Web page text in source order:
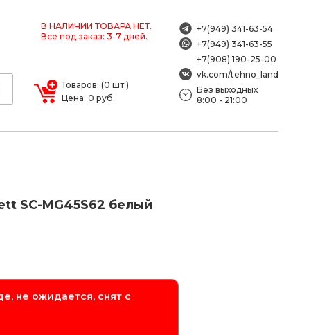
В НАЛИЧИИ ТОВАРА НЕТ.
Все под заказ: 3-7 дней.
Товаров: (0 шт.)
Цена: 0 руб.
+7(949) 341-63-54
+7(949) 341-63-55
+7(908) 190-25-00
vk.com/tehno_land
Без выходных
8:00 - 21:00
SC-MG45S62 белый
не ожидается, снят с